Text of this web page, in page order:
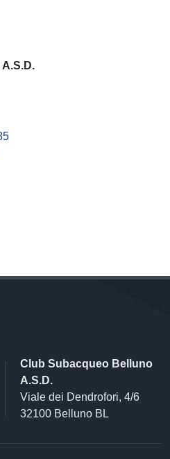
Club Subacqueo Belluno
A.S.D.
Viale dei Dendrofori, 4/6
32100 Belluno BL